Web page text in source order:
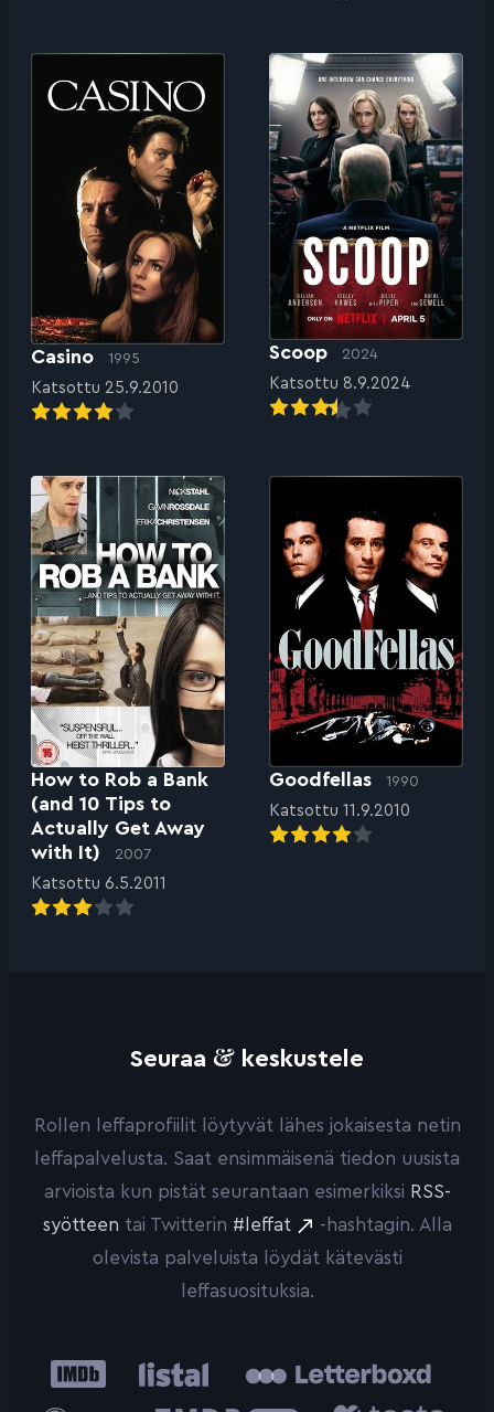
Casino 1995
Katsottu 25.9.2010
Scoop 2024
Katsottu 8.9.2024
How to Rob a Bank
(and 10 Tips to
Actually Get Away
with It)
2007
Katsottu 6.5.2011
Goodfellas 1990
Katsottu 11.9.2010
Seuraa & keskustele
Rollen leffaprofiilit löytyvät lähes jokaisesta netin
leffapalvelusta. Saat ensimmäisenä tiedon uusista
arvioista kun pistät seurantaan esimerkiksi RSS-
syötteen tai Twitterin #leffat
-hashtagin. Alla
olevista palveluista löydät kätevästi
leffasuosituksia.
IMDb Listal